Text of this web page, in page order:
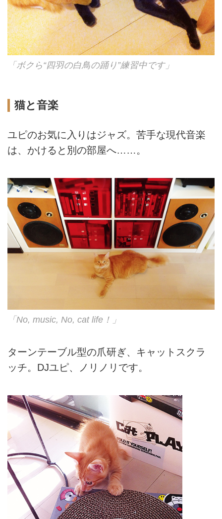
「ボクら“四羽の白鳥の踊り”練習中です」
猫と音楽
ユピのお気に入りはジャズ。苦手な現代音楽
は、かけると別の部屋へ……。
「No, music, No, cat life！」
ターンテーブル型の爪研ぎ、キャットスクラ
ッチ。DJユピ、ノリノリです。